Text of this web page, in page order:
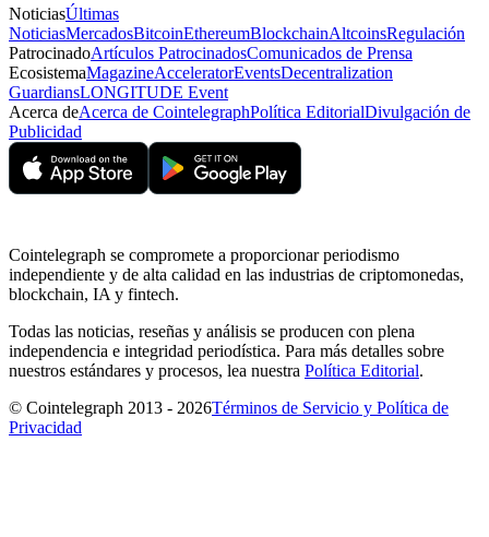
NoticiasÚltimas
NoticiasMercadosBitcoinEthereumBlockchainAltcoinsRegulación
PatrocinadoArtículos PatrocinadosComunicados de Prensa
EcosistemaMagazineAcceleratorEventsDecentralization
GuardiansLONGITUDE Event
Acerca deAcerca de CointelegraphPolítica EditorialDivulgación de
Publicidad
Cointelegraph se compromete a proporcionar periodismo
independiente y de alta calidad en las industrias de criptomonedas,
blockchain, IA y fintech.
Todas las noticias, reseñas y análisis se producen con plena
independencia e integridad periodística. Para más detalles sobre
nuestros estándares y procesos, lea nuestra Política Editorial.
© Cointelegraph 2013 - 2026Términos de Servicio y Política de
Privacidad